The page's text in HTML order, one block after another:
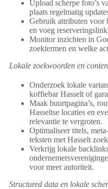
Upload scherpe foto’s
plaats regelmatig
Gebruik attributen voor
en voeg
Monitor inzichten in
zoektermen en welke
Lokale zoekwoorden en
Onderzoek lokale
koffiebar Hasselt of
Maak buurtpagina’s,
Hasseltse locaties en
relevantie te vergroten.
Optimaliseer titels,
teksten met Hasselt
Verkrijg lokale
voor meer autoriteit.
Structured data en lokale